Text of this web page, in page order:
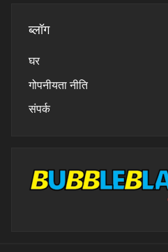
ब्लॉग
घर
गोपनीयता नीति
संपर्क